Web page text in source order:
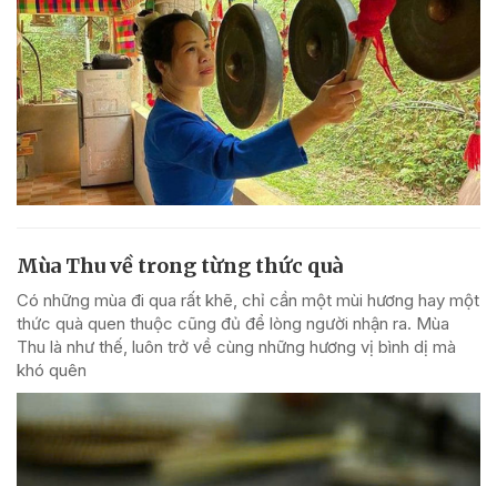
Mùa Thu về trong từng thức quà
Có những mùa đi qua rất khẽ, chỉ cần một mùi hương hay một
thức quà quen thuộc cũng đủ để lòng người nhận ra. Mùa
Thu là như thế, luôn trở về cùng những hương vị bình dị mà
khó quên